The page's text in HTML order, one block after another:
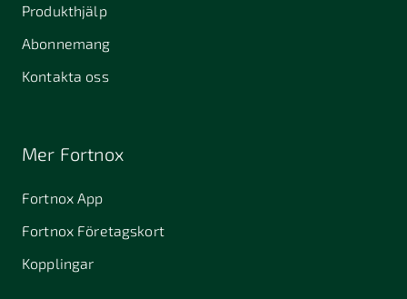
Produkthjälp
Abonnemang
Kontakta oss
Mer Fortnox
Fortnox App
Fortnox Företagskort
Kopplingar